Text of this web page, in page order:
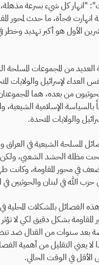
"انهار كل شيء بسرعة
انهارت فجأة، ما حدث لمحور
الأول هو أكبر تهديد وخطر
من المجموعات المسلحة
العداء لإسرائيل والولايات
من بعده، هما المجموعتان
بالسياسة الإسلامية الشيعية،
والولايات المتحدة.
المسلحة الشيعية في العراق
تحت مظلة الحشد الشعبي،
في محور المقاومة، وكانت
الله في لبنان والحوثيين في
الفصائل بالمشكلات المحلية
بشكل دقيق لكي لا
بعد سنوات من القتال ضد
لا يعني التقليل من أهمية
الأقل في الوقت الحالي.